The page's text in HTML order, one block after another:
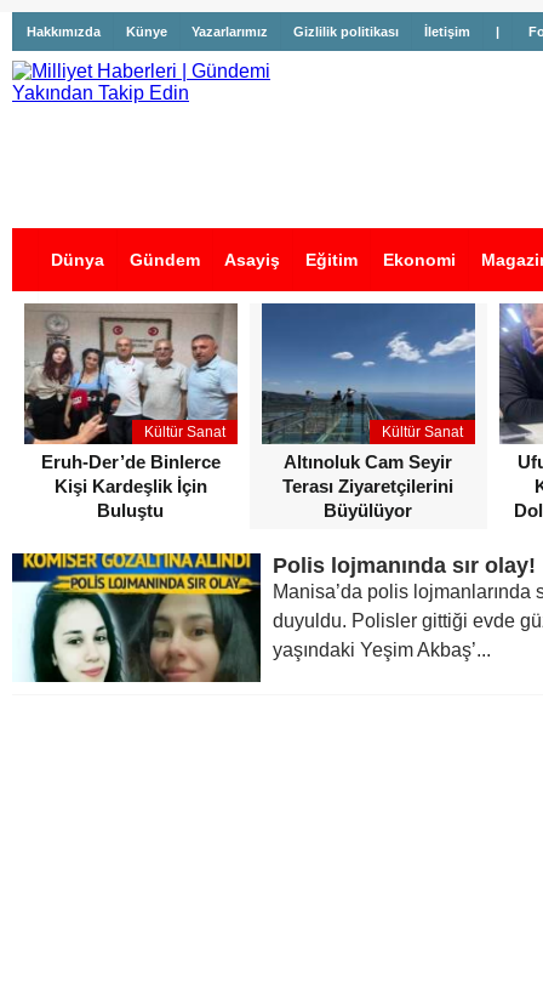
Hakkımızda Künye Yazarlarımız Gizlilik politikası İletişim |
Dünya Gündem Asayiş Eğitim Ekonomi
İş İlanları
Kültür Sanat
Eruh-Der’de Binlerce
Kişi Kardeşlik İçin
Buluştu
Kültür Sanat
Altınoluk Cam Seyir
Terası Ziyaretçilerini
Büyülüyor
Polis lojmanında sır olay!
Manisa’da polis
duyuldu. Polisler gittiği evde
yaşındaki Yeşim Akbaş’...